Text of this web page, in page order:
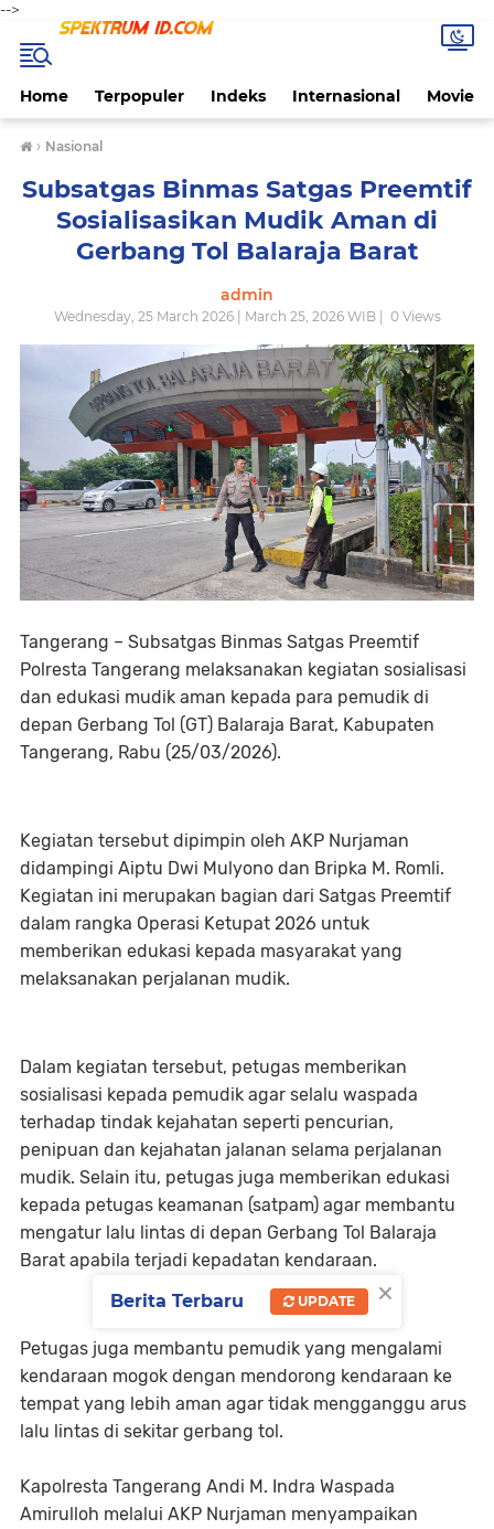
-->
Home Terpopuler Indeks Internasional Movie
› Nasional
Subsatgas Binmas Satgas Preemtif
Sosialisasikan Mudik Aman di
Gerbang Tol Balaraja Barat
admin
Wednesday, 25 March 2026 | March 25, 2026 WIB | 0Views
Tangerang – Subsatgas Binmas Satgas Preemtif
Polresta Tangerang melaksanakan kegiatan sosialisasi
dan edukasi mudik aman kepada para pemudik di
depan Gerbang Tol (GT) Balaraja Barat, Kabupaten
Tangerang, Rabu (25/03/2026).
Kegiatan tersebut dipimpin oleh AKP Nurjaman
didampingi Aiptu Dwi Mulyono dan Bripka M. Romli.
Kegiatan ini merupakan bagian dari Satgas Preemtif
dalam rangka Operasi Ketupat 2026 untuk
memberikan edukasi kepada masyarakat yang
melaksanakan perjalanan mudik.
Dalam kegiatan tersebut, petugas memberikan
sosialisasi kepada pemudik agar selalu waspada
terhadap tindak kejahatan seperti pencurian,
penipuan dan kejahatan jalanan selama perjalanan
mudik. Selain itu, petugas juga memberikan edukasi
kepada petugas keamanan (satpam) agar membantu
mengatur lalu lintas di depan Gerbang Tol Balaraja
Barat apabila terjadi kepadatan kendaraan.
Petugas juga membantu pemudik yang mengalami
kendaraan mogok dengan mendorong kendaraan ke
tempat yang lebih aman agar tidak mengganggu arus
lalu lintas di sekitar gerbang tol.
Kapolresta Tangerang Andi M. Indra Waspada
Amirulloh melalui AKP Nurjaman menyampaikan
×
Berita Terbaru UPDATE